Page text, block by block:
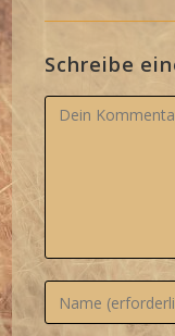
Schreibe
Kommentieren
Gib
deinen